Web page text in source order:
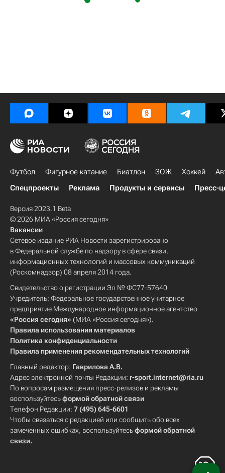
Футбол Фигурное катание Биатлон ЗОЖ Хоккей
Спецпроекты
Реклама Продукты и сервисы Пресс-
Версия 2023.1 Beta
© 2026 МИА «Россия сегодня»
Вакансии
Сетевое издание РИА Новости зарегистрировано
в Федеральной службе по надзору в сфере связи,
информационных технологий и массовых коммуникаций
(Роскомнадзор) 08 апреля 2014 года.
Свидетельство о регистрации Эл № ФС77-57640
Учредитель: Федеральное государственное унитарное
предприятие Международное информационное агентство
«Россия сегодня» (МИА «Россия сегодня»).
Правила использования материалов
Политика конфиденциальности
Правила применения рекомендательных технологий
Главный редактор: Гаврилова А.В.
Адрес электронной почты Редакции: r-sport.internet@ria.ru
По вопросам размещения пресс-релизов и рекламы
воспользуйтесьформой обратной связи
Телефон Редакции: 7 (495) 645-6601
Чтобы связаться с редакцией или сообщить обо всех
замеченных ошибках, воспользуйтесьформой обратной
связи.